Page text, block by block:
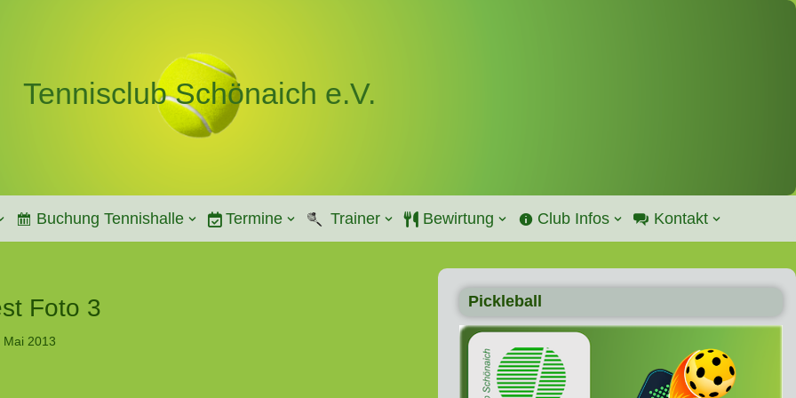
Tennisclub Schönaich e.V.
Buchung Tennishalle Termine Trainer Bewirtung Club Infos Kontakt
Foto 3
Mai 2013
Pickleball